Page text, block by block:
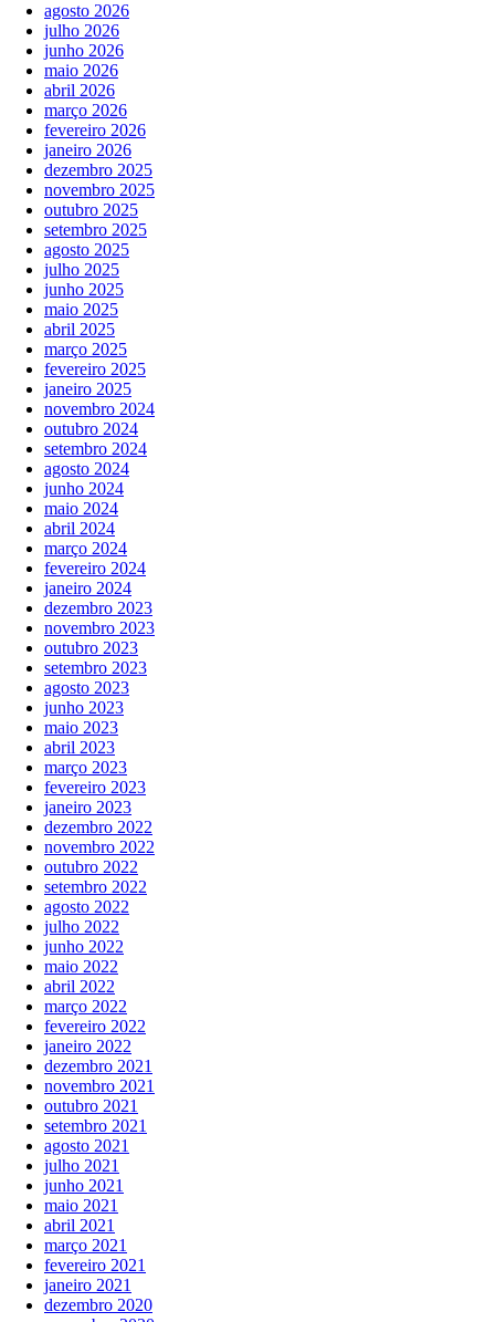
agosto 2026
julho 2026
junho 2026
maio 2026
abril 2026
março 2026
fevereiro 2026
janeiro 2026
dezembro 2025
novembro 2025
outubro 2025
setembro 2025
agosto 2025
julho 2025
junho 2025
maio 2025
abril 2025
março 2025
fevereiro 2025
janeiro 2025
novembro 2024
outubro 2024
setembro 2024
agosto 2024
junho 2024
maio 2024
abril 2024
março 2024
fevereiro 2024
janeiro 2024
dezembro 2023
novembro 2023
outubro 2023
setembro 2023
agosto 2023
junho 2023
maio 2023
abril 2023
março 2023
fevereiro 2023
janeiro 2023
dezembro 2022
novembro 2022
outubro 2022
setembro 2022
agosto 2022
julho 2022
junho 2022
maio 2022
abril 2022
março 2022
fevereiro 2022
janeiro 2022
dezembro 2021
novembro 2021
outubro 2021
setembro 2021
agosto 2021
julho 2021
junho 2021
maio 2021
abril 2021
março 2021
fevereiro 2021
janeiro 2021
dezembro 2020